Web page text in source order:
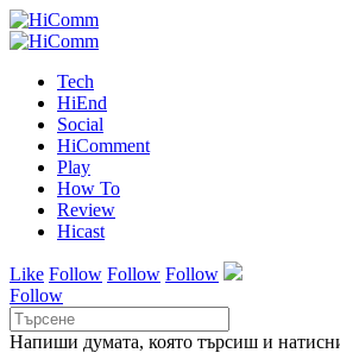
Tech
HiEnd
Social
HiComment
Play
How To
Review
Hicast
Like Follow Follow Follow
Follow
Напиши думата, която търсиш и